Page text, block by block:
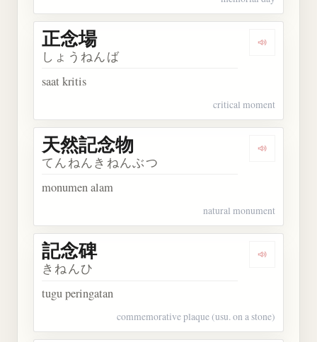
Dengarkan
正念場
しょうねんば
saat kritis
critical moment
Dengarkan
天然記念物
てんねんきねんぶつ
monumen alam
natural monument
Dengarkan
記念碑
きねんひ
tugu peringatan
commemorative plaque (usu. on a stone)